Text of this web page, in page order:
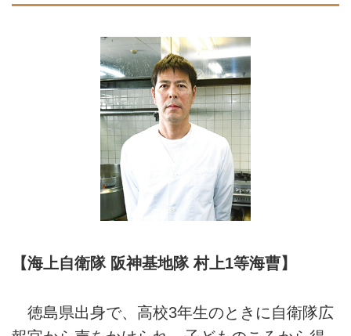
【海上自衛隊 阪神基地隊 村上1等海曹】
徳島県出身で、高校3年生のときに自衛隊広